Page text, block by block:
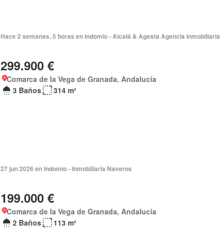
Hace 2 semanas, 5 horas en Indomio - Alcalá & Agesta Agencia Inmobiliaria
299.900 €
Comarca de la Vega de Granada, Andalucía
3 Baños
314 m²
27 jun 2026 en Indomio - Inmobiliaria Naveros
199.000 €
Comarca de la Vega de Granada, Andalucía
2 Baños
113 m²